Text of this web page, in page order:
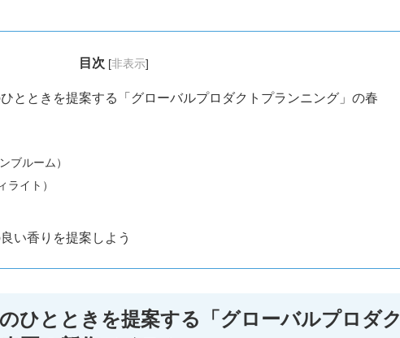
目次 [非表示]
とときを提案する「グローバルプロダクトプランニング」の春
ブルーム）
ライト）
い香りを提案しよう
ひとときを提案する「グローバルプロダク